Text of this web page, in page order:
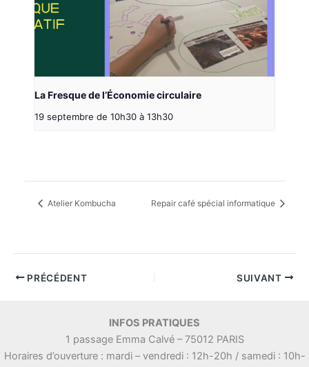
La Fresque de l’Économie circulaire
19 septembre de 10h30 à 13h30
Atelier Kombucha Repair café spécial informatique
PRÉCÉDENT SUIVANT
INFOS PRATIQUES
1 passage Emma Calvé – 75012 PARIS
Horaires d’ouverture : mardi – vendredi : 12h-20h / samedi : 10h-